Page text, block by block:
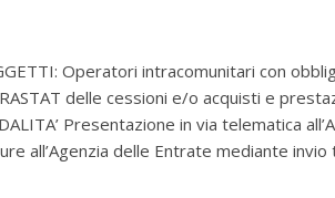
Operatori intracomunitari con
delle cessioni e/o acquisti e
Presentazione in via telematica
all’Agenzia delle Entrate mediante invio